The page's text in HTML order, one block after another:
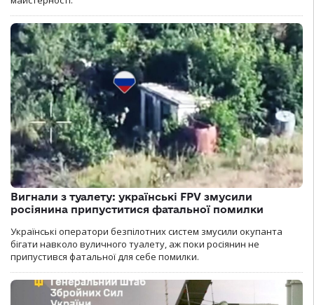
Вигнали з туалету: українські FPV змусили
росіянина припуститися фатальної помилки
Українські оператори безпілотних систем змусили окупанта
бігати навколо вуличного туалету, аж поки росіянин не
припустився фатальної для себе помилки.